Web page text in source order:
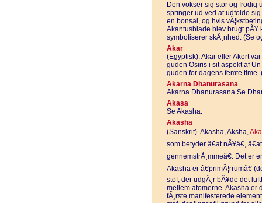
Den vokser sig stor og frodig
springer ud ved at udfolde
en bonsai, og hvis
Akantusblade blev brugt pÃ¥
symboliserer skÃ¸nhed. (Se
Akar
(Egyptisk). Akar eller Akert
guden Osiris i sit aspekt af
guden for dagens femte time.
Akarna Dhanurasana
Akarna Dhanurasana Se
Akasa
Se Akasha.
Akasha
(Sanskrit). Akasha, Aksha,
som betyder â€at nÃ¥â€,
gennemstrÃ¸mmeâ€. Det er
Akasha er â€primÃ¦rrumâ€
stof, der udgÃ¸r bÃ¥de det
mellem atomerne. Akasha er
fÃ¸rste manifesterede